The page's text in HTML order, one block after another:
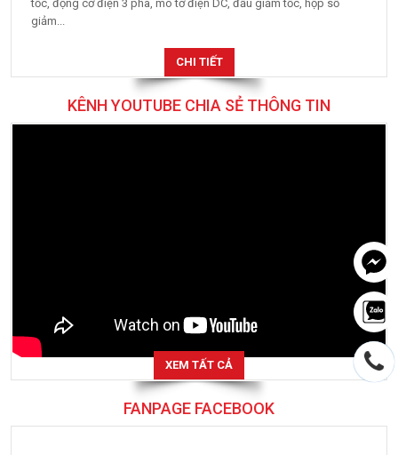
nhà nhập khẩu và phân phối dòng sản phẩm như: Động cơ giảm
tốc, động cơ điện 3 pha, mô tơ điện DC, đầu giảm tốc, hộp số
CHI TIẾT
KÊNH YOUTUBE CHIA SẺ THÔNG TIN
XEM TẤT CẢ
FANPAGE FACEBOOK